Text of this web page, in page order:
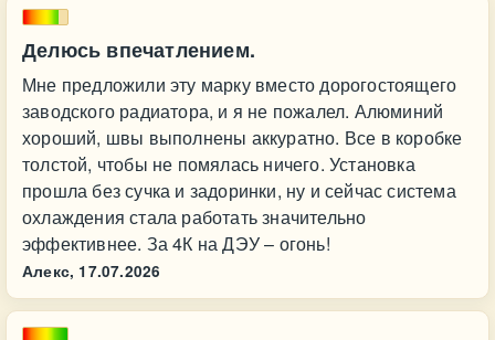
Делюсь впечатлением.
Мне предложили эту марку вместо дорогостоящего
заводского радиатора, и я не пожалел. Алюминий
хороший, швы выполнены аккуратно. Все в коробке
толстой, чтобы не помялась ничего. Установка
прошла без сучка и задоринки, ну и сейчас система
охлаждения стала работать значительно
эффективнее. За 4К на ДЭУ – огонь!
Алекс, 17.07.2026